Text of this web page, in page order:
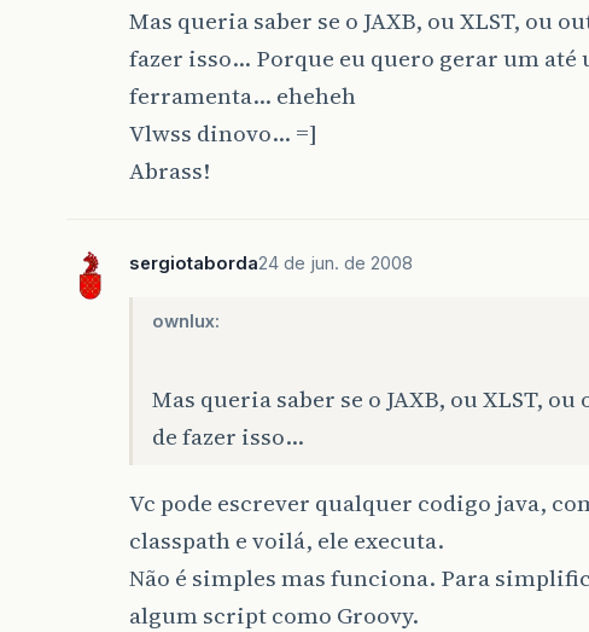
Mas queria saber se o JAXB, ou XLST, ou
fazer isso… Porque eu quero gerar um até
ferramenta… eheheh
Vlwss dinovo… =]
Abrass!
sergiotaborda24 de jun. de 2008
ownlux:
Mas queria saber se o JAXB, ou XLST,
de fazer isso…
Vc pode escrever qualquer codigo java,
classpath e voilá, ele executa.
Não é simples mas funciona. Para
algum script como Groovy.